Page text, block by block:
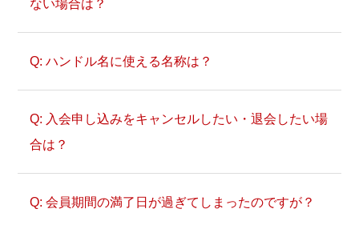
宛先
クレジットカード
WebMoney
BitCash
NET CASH
ない場合は？
ハンドル名に使える名称は？
入会申し込みをキャンセルしたい・退会したい場
合は？
会員期間の満了日が過ぎてしまったのですが？